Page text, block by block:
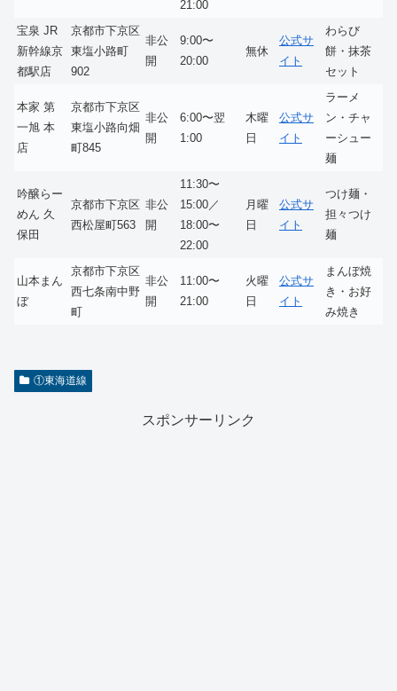
21:00
宝泉 JR
新幹線京
都駅店
京都市下京区
東塩小路町
902
非公
開
9:00〜
20:00
無休
公式サ
イト
わらび
餅・抹茶
セット
本家 第
一旭 本
店
京都市下京区
東塩小路向畑
町845
非公
開
6:00〜翌
1:00
木曜
日
公式サ
イト
ラーメ
ン・チャ
ーシュー
麺
吟醸らー
めん 久
保田
京都市下京区
西松屋町563
非公
開
11:30〜
15:00／
18:00〜
22:00
月曜
日
公式サ
イト
つけ麺・
担々つけ
麺
山本まん
ぼ
京都市下京区
西七条南中野
町
非公
開
11:00〜
21:00
火曜
日
公式サ
イト
まんぼ焼
き・お好
み焼き
①東海道線
スポンサーリンク